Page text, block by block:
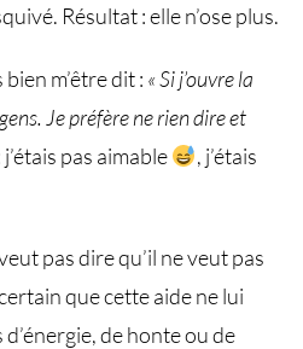
Résultat : elle n’ose plus.
m’être dit : « Si j’ouvre la
Je préfère ne rien dire et
pas aimable
, j’étais
pas dire qu’il ne veut pas
que cette aide ne lui
de honte ou de